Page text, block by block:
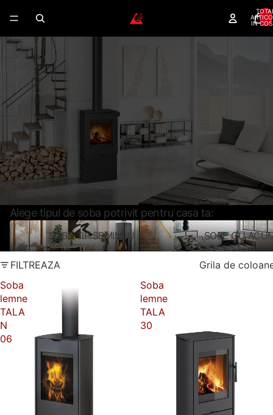
IN
SOBE PE LEMNE –
DESIGN MODERN SI EFICIENTA
TERMICA CERTIFICATA
Modele certificate Ecodesign, clasa A si A+, cu
finisaje din ceramica, piatra naturala sau otel.
Randament peste 80% Montaj rapid si curat
Partener Oficial Romotop Livrare nationala
CERE CONSULTANTA GRATUITA SUNA ACUM
Alege tipul de soba potrivit pentru casa ta:
SOBE TIP SEMINEU
SOBE TIP SEMINEU SOBE CU
SOBE CU
FILTREAZA
Grila de
Soba
lemne
TALA
N
06
Soba
lemne
TALA
30